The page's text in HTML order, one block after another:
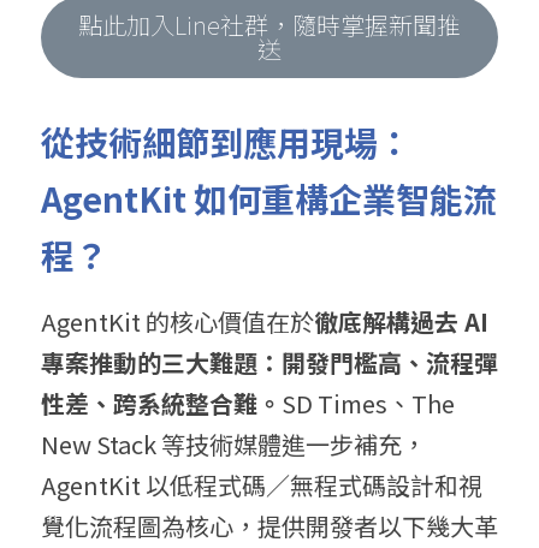
點此加入Line社群，隨時掌握新聞推
送
從技術細節到應用現場：
AgentKit 如何重構企業智能流
程？
AgentKit 的核心價值在於徹底解構過去 AI
專案推動的三大難題：開發門檻高、流程彈
性差、跨系統整合難。 SD Times、The
New Stack 等技術媒體進一步補充，
AgentKit 以低程式碼／無程式碼設計和視
覺化流程圖為核心，提供開發者以下幾大革